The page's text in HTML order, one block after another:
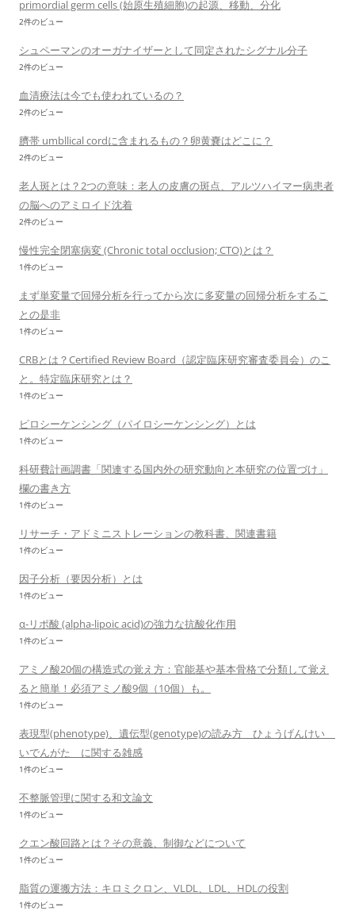
primordial germ cells (始原生殖細胞)の起源、移動、分化
2件のビュー
シュペーマンのオーガナイザーとして同定されたシグナル分子
2件のビュー
血清療法は今でも使われているの？
2件のビュー
臍帯 umbllical cordに含まれるもの？卵黄嚢はどこに？
2件のビュー
老人斑とは？2つの意味：老人の皮膚の斑点、アルツハイマー病患者
の脳へのアミロイド沈着
2件のビュー
慢性完全閉塞病変 (Chronic total occlusion; CTO)とは？
1件のビュー
まず単変量で回帰分析を行ってから次に多変量の回帰分析をするこ
との是非
1件のビュー
CRBとは？Certified Review Board（認定臨床研究審査委員会）のこ
と。特定臨床研究とは？
1件のビュー
ピロシーケンシング（パイロシーケンシング）とは
1件のビュー
科研費計画調書「関連する国内外の研究動向と本研究の位置づけ」
欄の書き方
1件のビュー
リサーチ・アドミニストレーションの教科書、関連書籍
1件のビュー
因子分析（要因分析）とは
1件のビュー
α-リポ酸 (alpha-lipoic acid)の強力な抗酸化作用
1件のビュー
アミノ酸20個の構造式の覚え方：官能基や基本骨格で分類して覚え
ると簡単！必須アミノ酸9個（10個）も。
1件のビュー
表現型(phenotype)、遺伝型(genotype)の読み方 ひょうげんけい
いでんがた に関する雑感
1件のビュー
不整脈管理に関する和文論文
1件のビュー
クエン酸回路とは？その意義、制御などについて
1件のビュー
脂質の運搬方法：キロミクロン、VLDL、LDL、HDLの役割
1件のビュー